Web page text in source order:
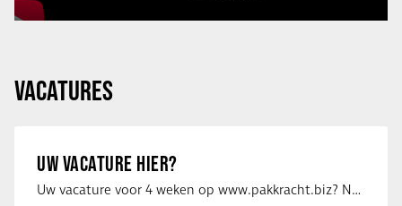
VACATURES
UW VACATURE HIER?
Uw vacature voor 4 weken op www.pakkracht.biz? Neem dan contact op met Yannick van …